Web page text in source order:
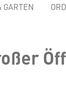
GARTEN